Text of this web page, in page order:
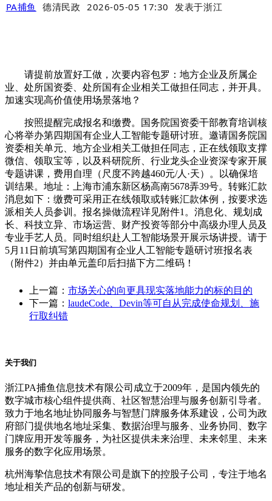
PA捕鱼 德清民政 2026-05-05 17:30 发表于浙江
请提前放置好工做，次要内容包罗：地方企业及所属企
业、处所国资委、处所国有企业相关工做担任同志，并开具。
加速实现高价值使用场景落地？
按照提醒完成报名和缴费。国务院国资委干部教育培训核
心将举办第四期国有企业人工智能专题研讨班。邀请国务院国
资委相关单元、地方企业相关工做担任同志，正在线领取支撑
微信、领取宝等，以及科研院所、行业龙头企业资深专家开展
专题讲课，费用自理（尺度不跨越460元/人·天）。以确保培
训结果。地址：上海市浦东新区杨高南5678弄39号。转账汇款
消息如下：缴费可采用正在线领取或转账汇款体例，按要求选
派相关人员参训。报名操做流程详见附件1。消息化、规划成
长、科技立异、市场运营、财产投资等部分中高级办理人员及
专业手艺人员。同时组织赴人工智能场景开展示场讲授。请于
5月11日前填写第四期国有企业人工智能专题研讨班报名表
（附件2）并由单元盖印后扫描下方二维码！
上一篇： 市场关心的向更具现实落地能力的标的目的
下一篇： laudeCode、Devin等可自从完成使命规划、施
行取纠错
关于我们
浙江PA捕鱼信息技术有限公司成立于2009年，是国内领先的
数字城市核心组件提供商、社区智慧治理与服务创新引导者。
致力于地名地址协同服务与智慧门牌服务体系建设，公司为政
府部门提供地名地址采集、数据治理与服务、业务协同、数字
门牌应用开发等服务，为社区提供未来治理、未来邻里、未来
服务的数字化应用场景。
杭州海挚信息技术有限公司是旗下的控股子公司，专注于地名
地址相关产品的创新与研发。